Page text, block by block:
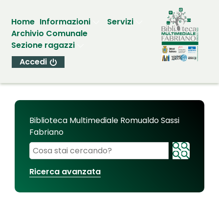
Home Informazioni
Servizi
Archivio Comunale
Sezione ragazzi
Accedi
Biblioteca Multimediale Romualdo Sassi
Fabriano
Cerca su "Biblioteca Multimediale Romualdo
Ricerca avanzata